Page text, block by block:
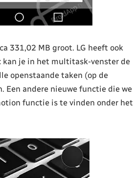
331,02 MB groot. LG heeft ook
kan je in het multitask-venster de
openstaande taken (op de
Een andere nieuwe functie die we
functie is te vinden onder het